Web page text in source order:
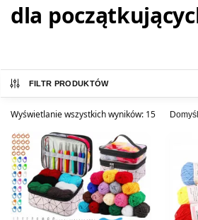
dla
FILTR PRODUKTÓW
Wyświetlanie wszystkich wyników: 15